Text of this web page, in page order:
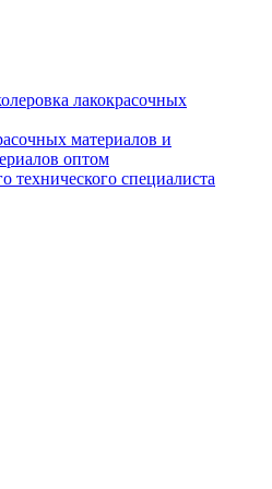
лакокрасочных
материалов и
оптом
технического специалиста